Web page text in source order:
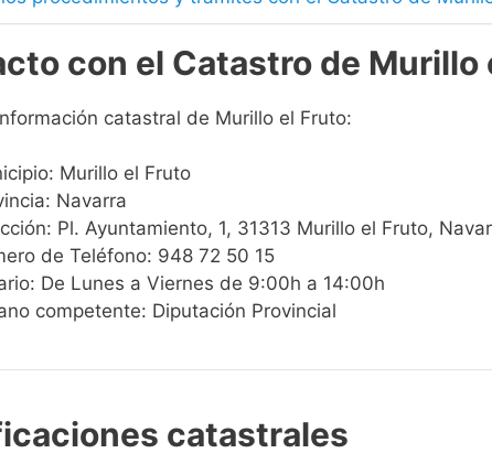
con el Catastro de Murillo
catastral de Murillo el Fruto:
Murillo el Fruto
Navarra
Pl. Ayuntamiento, 1, 31313 Murillo el Fruto,
de Teléfono: 948 72 50 15
De Lunes a Viernes de 9:00h a 14:00h
competente: Diputación Provincial
catastrales